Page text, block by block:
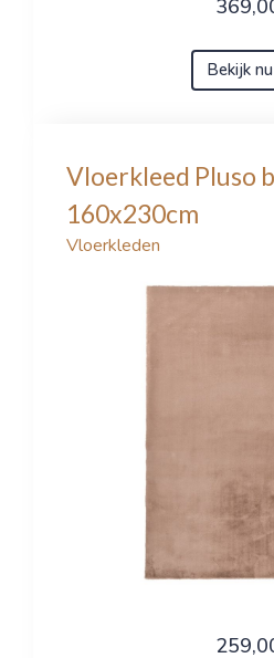
Bekijk nu
Vloerkleed Pluso
160x230cm
Vloerkleden